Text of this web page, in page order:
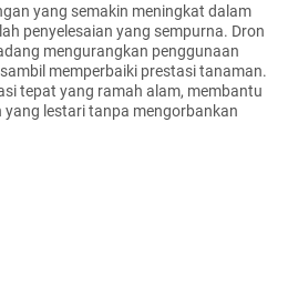
yang semakin meningkat dalam
penyelesaian yang sempurna. Dron
mengurangkan penggunaan
memperbaiki prestasi tanaman.
tepat yang ramah alam, membantu
lestari tanpa mengorbankan